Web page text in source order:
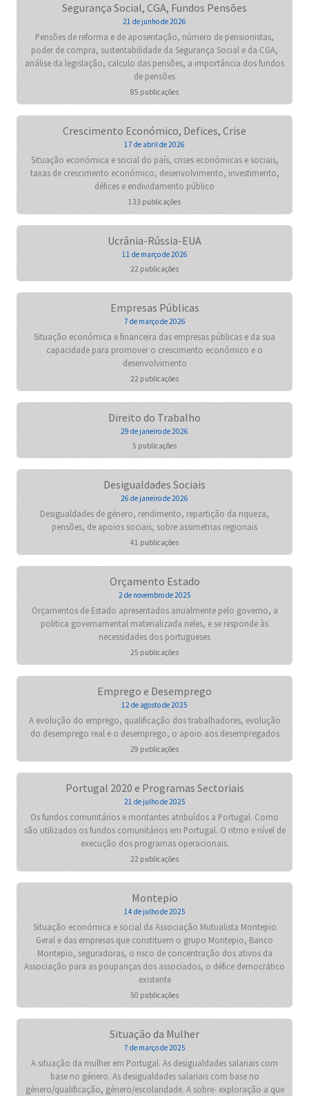
Segurança Social, CGA, Fundos Pensões
21 de junho de 2026
Pensões de reforma e de aposentação, número de pensionistas,
poder de compra, sustentabilidade da Segurança Social e da CGA,
análise da legislação, calculo das pensões, a importância dos fundos
de pensões
85 publicações
Crescimento Económico, Defices, Crise
17 de abril de 2026
Situação económica e social do país, crises económicas e sociais,
taxas de crescimento económico, desenvolvimento, investimento,
défices e endividamento público
133 publicações
Ucrânia-Rússia-EUA
11 de março de 2026
22 publicações
Empresas Públicas
7 de março de 2026
Situação económica e financeira das empresas públicas e da sua
capacidade para promover o crescimento económico e o
desenvolvimento
22 publicações
Direito do Trabalho
29 de janeiro de 2026
5 publicações
Desigualdades Sociais
26 de janeiro de 2026
Desigualdades de género, rendimento, repartição da riqueza,
pensões, de apoios sociais, sobre assimetrias regionais
41 publicações
Orçamento Estado
2 de novembro de 2025
Orçamentos de Estado apresentados anualmente pelo governo, a
politica governamental materializada neles, e se responde às
necessidades dos portugueses
25 publicações
Emprego e Desemprego
12 de agosto de 2025
A evolução do emprego, qualificação dos trabalhadores, evolução
do desemprego real e o desemprego, o apoio aos desempregados
29 publicações
Portugal 2020 e Programas Sectoriais
21 de julho de 2025
Os fundos comunitários e montantes atribuídos a Portugal. Como
são utilizados os fundos comunitários em Portugal. O ritmo e nível de
execução dos programas operacionais.
22 publicações
Montepio
14 de julho de 2025
Situação económica e social da Associação Mutualista Montepio
Geral e das empresas que constituem o grupo Montepio, Banco
Montepio, seguradoras, o risco de concentração dos ativos da
Associação para as poupanças dos associados, o défice democrático
existente
50 publicações
Situação da Mulher
7 de março de 2025
A situação da mulher em Portugal. As desigualdades salariais com
base no género. As desigualdades salariais com base no
género/qualificação, género/escolaridade. A sobre- exploração a que